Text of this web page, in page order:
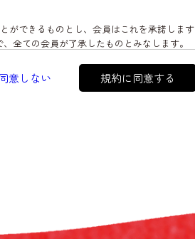
できるものとし、会員はこれを承諾します
全ての会員が了承したものとみなします。
は、会員に対し随時必要な事項を通知します
したものとみなします。
ます。
意しない 規約に同意する